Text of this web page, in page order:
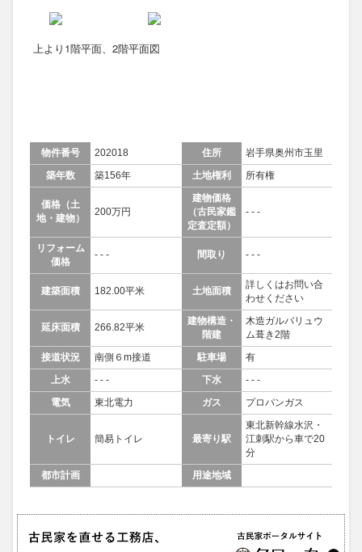
上より1階平面、2階平面図
物件番号 202018 住所
岩手県奥州市玉里
築年数
築156年 土地権利 所有権
価格（土
地・建物）
200万円
建物価格
（古民家鑑
定査定額）
- - -
リフォーム
価格
- - - 間取り - - -
建築面積 182.00平米 土地面積
詳しくはお問い合
わせください
延床面積 266.82平米
建物構造・
階建
木造ガルバリュウ
ム葺き2階
接道状況
南側６m接道 駐車場
有
上水
- - - 下水
- - -
電気
東北電力 ガス プロパンガス
トイレ 簡易トイレ 最寄り駅
東北新幹線水沢・
江刺駅から車で20
分
都市計画
用途地域